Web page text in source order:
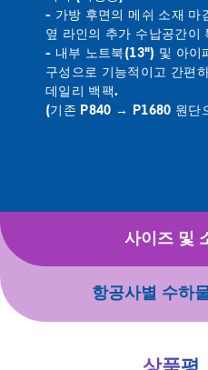
- 가방 후면의 메쉬 소재 마
옆 라인의 추가 수납공간이
- 내부 노트북(13") 및 아이
구성으로 기능적이고 간편
데일리 백팩.
(기존 P840 → P1680 원단
사이즈 및
항공사별 수하